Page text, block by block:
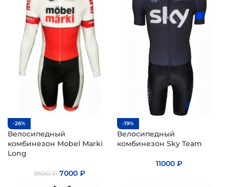
-26%
Велосипедный
комбинезон Mobel Marki
Long
9500₽ 7000₽
-19%
Велосипедный
комбинезон Sky Team
11000 ₽